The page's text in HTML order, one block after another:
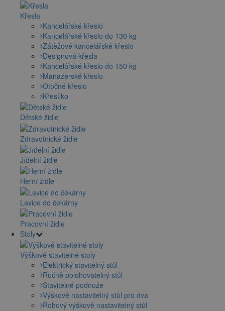
Křesla
Kancelářské křeslo
Kancelářské křeslo do 130 kg
Zátěžové kancelářské křeslo
Designová křesla
Kancelářské křeslo do 150 kg
Manažerské křeslo
Otočné křeslo
Křesílko
Dětské židle
Zdravotnické židle
Jídelní židle
Herní židle
Lavice do čekárny
Pracovní židle
Stoly
Výškově stavitelné stoly
Elektrický stavitelný stůl
Ručně polohovatelný stůl
Stavitelné podnože
Výškově nastavitelný stůl pro dva
Rohový výškově nastavitelný stůl